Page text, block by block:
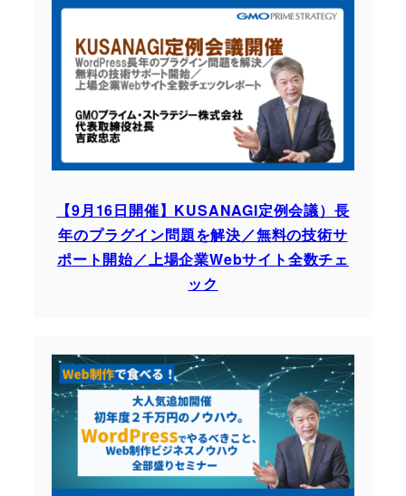
【9月16日開催】KUSANAGI定例会議）長
年のプラグイン問題を解決／無料の技術サ
ポート開始／上場企業Webサイト全数チェ
ック